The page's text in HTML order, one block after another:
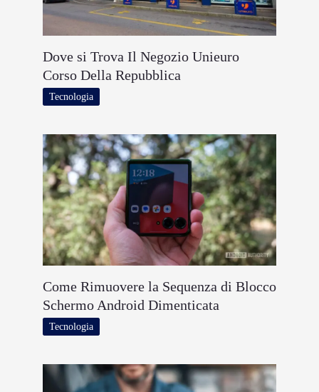
Dove si Trova Il Negozio Unieuro
Corso Della Repubblica
Tecnologia
Come Rimuovere la Sequenza di Blocco
Schermo Android Dimenticata
Tecnologia